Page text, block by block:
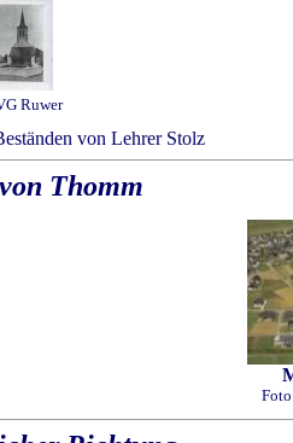
Ruwer
von Lehrer Stolz
Thomm